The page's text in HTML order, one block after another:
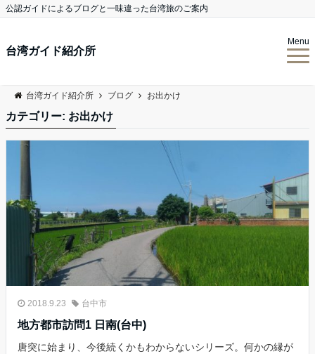
公認ガイドによるブログと一味違った台湾旅のご案内
台湾ガイド紹介所
Menu
台湾ガイド紹介所 ブログ お出かけ
カテゴリー: お出かけ
2018.9.23 台中市
地方都市訪問1 日南(台中)
唐突に始まり、今後続くかもわからないシリーズ。何かの縁が